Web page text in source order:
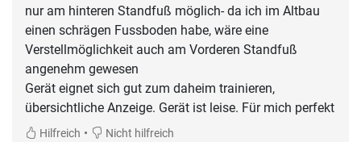
nur am hinteren Standfuß möglich- da ich im Altbau
einen schrägen Fussboden habe, wäre eine
Verstellmöglichkeit auch am Vorderen Standfuß
angenehm gewesen
Gerät eignet sich gut zum daheim trainieren,
Hilfreich • Nicht hilfreich